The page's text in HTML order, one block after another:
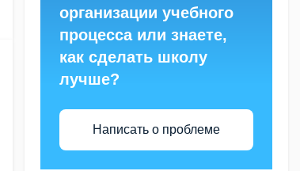
организации учебного
процесса или знаете,
как сделать школу
лучше?
Написать о проблеме